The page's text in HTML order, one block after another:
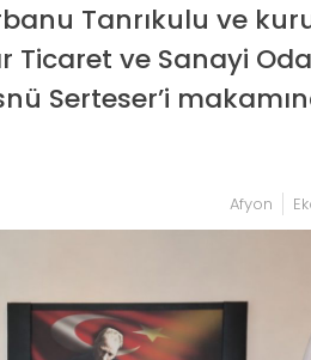
Tanrıkulu ve
ve Sanayi
Serteser’i
Afyon